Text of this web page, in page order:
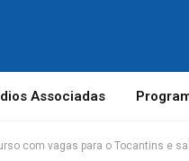
Associadas
com vagas para o Tocantins e